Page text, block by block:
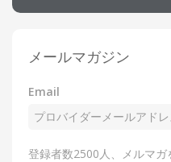
メールマガジン
Email
登録者数2500人、メルマガ